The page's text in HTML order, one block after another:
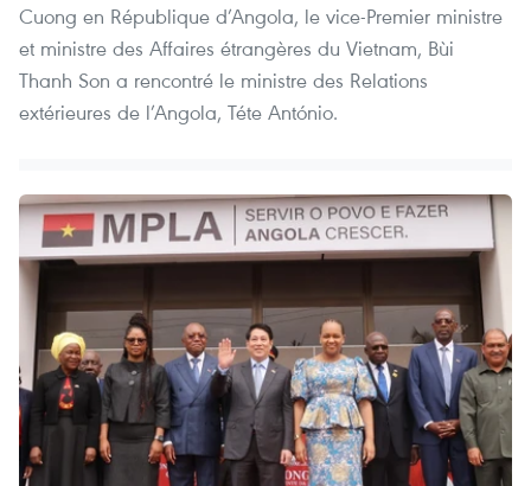
Cuong en République d’Angola, le vice-Premier ministre
et ministre des Affaires étrangères du Vietnam, Bùi
Thanh Son a rencontré le ministre des Relations
extérieures de l’Angola, Téte António.